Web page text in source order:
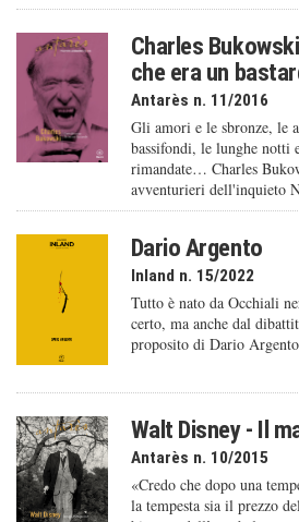
Charles
che era un
Antarès n. 11/2016
Gli amori e le sbronze, le
bassifondi, le lunghe notti
rimandate… Charles
avventurieri dell'inquieto
Dario Argento
Inland n. 15/2022
Tutto è nato da Occhiali
certo, ma anche dal
proposito di Dario
Walt Disney - Il
Antarès n. 10/2015
«Credo che dopo una
la tempesta sia il prezzo